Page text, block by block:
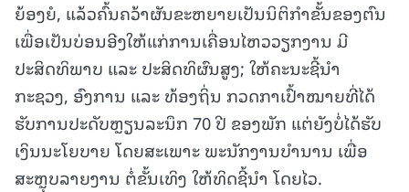
ຍ້ອງຍໍ, ແລ້ວຄົ້ນຄວ້າຜັນຂະຫຍາຍເປັນນິຕິກໍາຂັ້ນຂອງຕົນ
ເພື່ອເປັນບ່ອນອີງໃຫ້ແກ່ການເຄື່ອນໄຫວວຽກງານ ມີ
ປະສິດທິພາບ ແລະ ປະສິດທິຜົນສູງ; ໃຫ້ຄະນະຊີ້ນໍາ
ກະຊວງ, ອົງການ ແລະ ທ້ອງຖິ່ນ ກວດກາເປົ້າໝາຍທີ່ໄດ້
ຮັບການປະດັບຫຼຽນລະນຶກ 70 ປີ ຂອງພັກ ແຕ່ຍັງບໍ່ໄດ້ຮັບ
ເງິນນະໂຍບາຍ ໂດຍສະເພາະ ພະນັກງານບໍານານ ເພື່ອ
ສະຫຼຸບລາຍງານ ຕໍ່ຂັ້ນເທິງ ໃຫ້ທິດຊີ້ນໍາ ໂດຍໄວ.